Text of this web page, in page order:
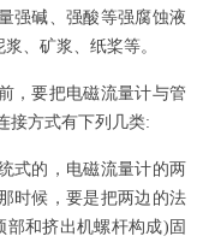
强碱、强酸等强腐蚀液
、矿浆、纸桨等。
要把电磁流量计与管
接方式有下列几类:
的，电磁流量计的两
时候，要是把两边的法
和挤出机螺杆构成)固